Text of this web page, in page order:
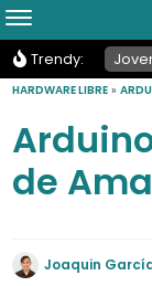
Trendy:
HARDWARE LIBRE »
de
Joaquin